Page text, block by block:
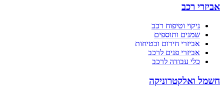
אביזרי רכב
ניקוי וטיפוח רכב
שמנים ותוספים
אביזרי חירום ובטיחות
אביזרי פנים לרכב
כלי עבודה לרכב
חשמל ואלקטרוניקה